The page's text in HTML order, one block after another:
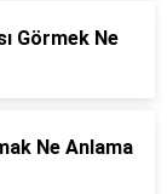
Görmek Ne
Ne Anlama